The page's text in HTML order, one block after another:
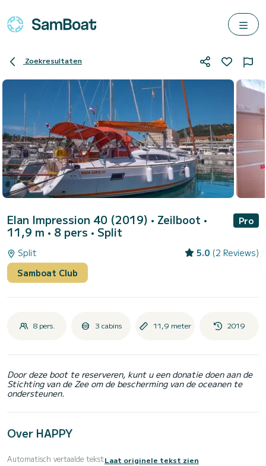
Zoekresultaten
Elan Impression 40 (2019) • Zeilboot •
11,9 m • 8 pers • Split
Pro
Split 5.0 (2 Reviews)
Samboat Club
8 pers. 3 cabins 11,9 meter 2019
Door deze boot te reserveren, kunt u een donatie doen aan de
Stichting van de Zee om de bescherming van de oceanen te
ondersteunen.
Over HAPPY
Automatisch vertaalde tekstLaat originele tekst zien